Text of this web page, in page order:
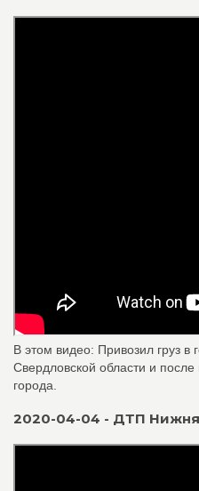
В этом видео: Привозил груз в
Свердловской области и
города.
2020-04-04 - ДТП